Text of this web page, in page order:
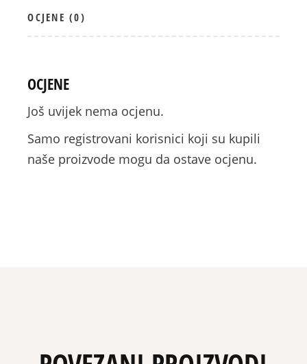
OCJENE (0)
OCJENE
Još uvijek nema ocjenu.
Samo registrovani korisnici koji su kupili
naše proizvode mogu da ostave ocjenu.